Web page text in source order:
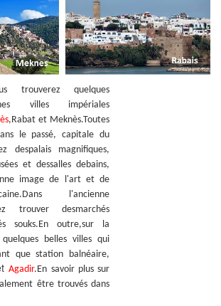
trouverez quelques
villes impériales
,Rabat et Meknès.Toutes
le passé, capitale du
despalais magnifiques,
et dessalles debains,
image de l'art et de
l'ancienne
trouver desmarchés
souks.En outre,sur la
belles villes qui
que station balnéaire,
Agadir.En savoir plus sur
être trouvés dans